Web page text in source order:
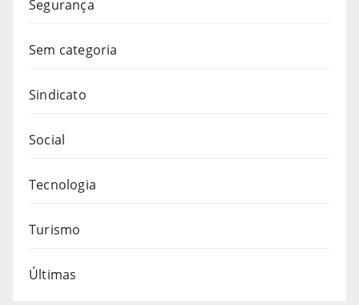
Segurança
Sem categoria
Sindicato
Social
Tecnologia
Turismo
Últimas